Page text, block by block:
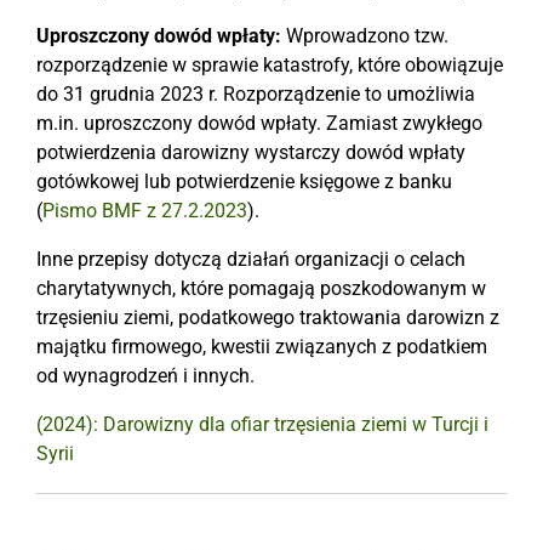
Uproszczony dowód wpłaty: Wprowadzono tzw.
rozporządzenie w sprawie katastrofy, które obowiązuje
do 31 grudnia 2023 r. Rozporządzenie to umożliwia
m.in. uproszczony dowód wpłaty. Zamiast zwykłego
potwierdzenia darowizny wystarczy dowód wpłaty
gotówkowej lub potwierdzenie księgowe z banku
(Pismo BMF z 27.2.2023).
Inne przepisy dotyczą działań organizacji o celach
charytatywnych, które pomagają poszkodowanym w
trzęsieniu ziemi, podatkowego traktowania darowizn z
majątku firmowego, kwestii związanych z podatkiem
od wynagrodzeń i innych.
(2024): Darowizny dla ofiar trzęsienia ziemi w Turcji i
Syrii